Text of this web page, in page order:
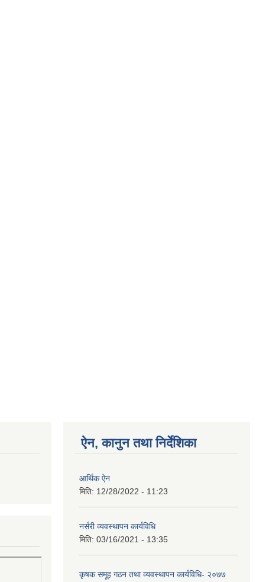
ऐन, कानुन तथा निर्देशिका
आर्थिक ऐन
मिति: 12/28/2022 - 11:23
नर्सरी व्यवस्थापन कार्यविधि
मिति: 03/16/2021 - 13:35
कृषक समूह गठन तथा व्यवस्थापन कार्यविधि- २०७७